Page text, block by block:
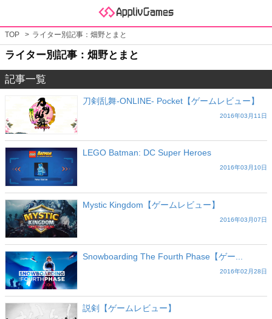
TOP ライター別記事：畑野とまと
ライター別記事：畑野とまと
記事一覧
刀剣乱舞-ONLINE- Pocket【ゲームレビュー】
2016年03月11日
LEGO Batman: DC Super Heroes
2016年03月10日
Mystic Kingdom【ゲームレビュー】
2016年03月07日
Snowboarding The Fourth Phase【ゲー...
2016年02月28日
説剣【ゲームレビュー】